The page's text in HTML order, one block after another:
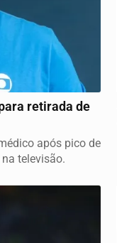
retirada de
após pico de
televisão.